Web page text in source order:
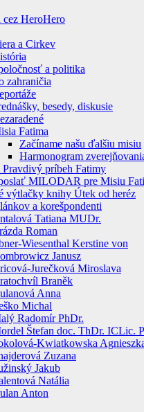
cez HeroHero
a Cirkev
a politika
zahraničia
besedy, diskusie
Fatima
Začíname našu ďalšiu misiu
Harmonogram
príbeh Fatimy
MILODAR pre Misiu
výtlačky knihy Útek od heréz
a korešpondenti
Tatiana MUDr.
Roman
Wiesenthal Kerstine von
Janusz
Jurečková Miroslava
Braněk
Anna
Michal
Radomír PhDr.
Štefan doc. ThDr. ICLic.
Kwiatkowska
Zuzana
Jakub
Natália
Anton